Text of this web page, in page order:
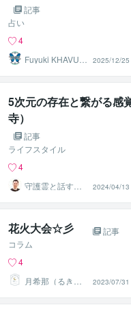
記事
占い
4
Fuyuki KHAVUA
2025/12/25
5次元の存在と繋がる
寺）
記事
ライフスタイル
4
守護霊と話す人
｜まこと
2024/04/13
花火大会☆彡
記事
コラム
4
月希那（るき
な）
2023/07/31